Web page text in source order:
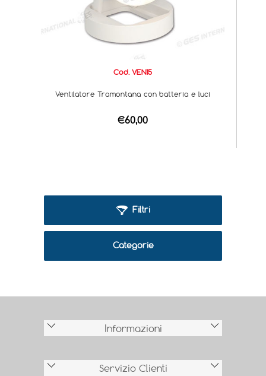
Cod. VEN15
Ventilatore Tramontana con batteria e luci
€60,00
Filtri
Categorie
Informazioni
Servizio Clienti